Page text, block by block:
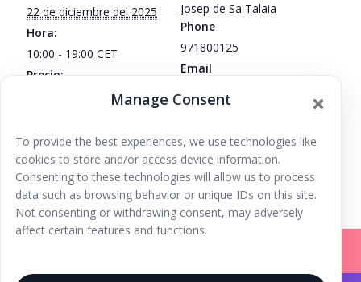
Manage Consent
To provide the best experiences, we use technologies like
cookies to store and/or access device information.
Consenting to these technologies will allow us to process
data such as browsing behavior or unique IDs on this site.
Not consenting or withdrawing consent, may adversely
affect certain features and functions.
22 de diciembre del 2025
Hora:
10:00 - 19:00CET
Precio:
Josep de Sa Talaia
Phone
971800125
Email
Ver la web Organizador
FreaXmas. espacios mágicos, cuentacuentos,
tren Navideño, caseta de Papa Noel
Feria de